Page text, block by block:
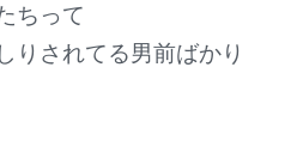
ちって
りされてる男前ばかり